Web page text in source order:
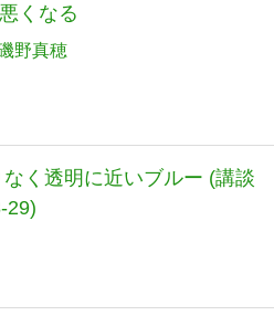
くなる
野真穂
く透明に近いブルー (講談
29)